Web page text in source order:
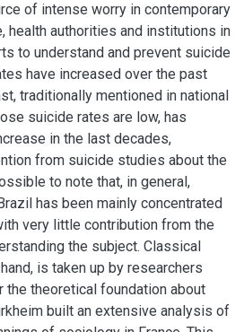
of intense worry in contemporary
health authorities and institutions in
to understand and prevent suicide
have increased over the past
traditionally mentioned in national
suicide rates are low, has
in the last decades,
from suicide studies about the
to note that, in general,
has been mainly concentrated
very little contribution from the
the subject. Classical
is taken up by researchers
theoretical foundation about
built an extensive analysis of